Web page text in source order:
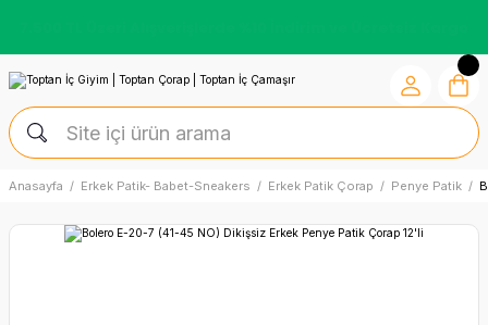
Anasayfa Erkek Patik- Babet-Sneakers Erkek Patik Çorap Penye Patik